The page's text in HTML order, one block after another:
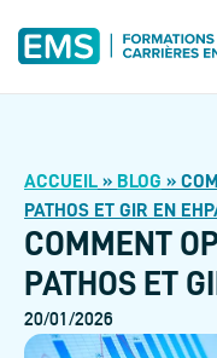
ACCUEIL » BLOG »
PATHOS ET GIR EN
COMMENT
PATHOS ET
20/01/2026